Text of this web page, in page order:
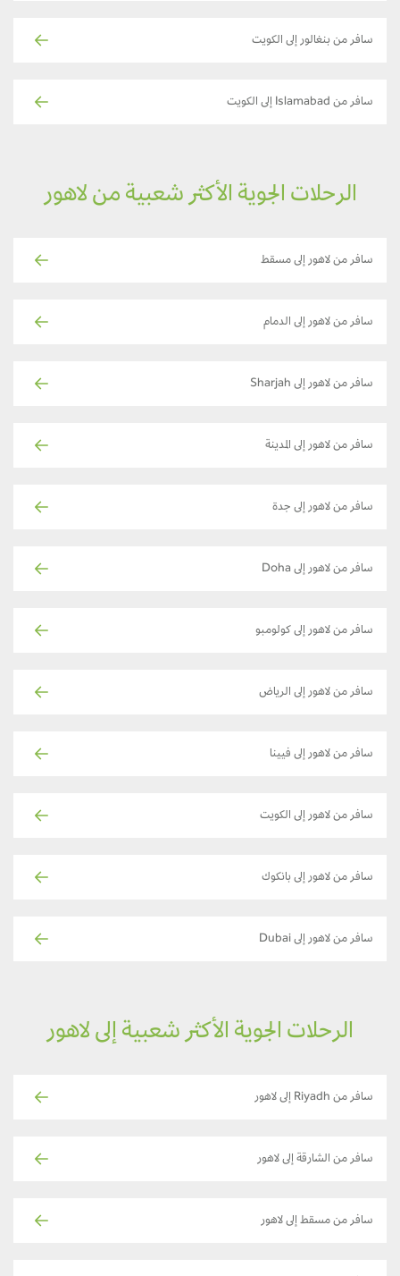
سافر من بنغالور إلى الكويت
سافر من Islamabad إلى الكويت
الرحلات الجوية الأكثر شعبية من لاهور
سافر من لاهور إلى مسقط
سافر من لاهور إلى الدمام
سافر من لاهور إلى Sharjah
سافر من لاهور إلى المدينة
سافر من لاهور إلى جدة
سافر من لاهور إلى Doha
سافر من لاهور إلى كولومبو
سافر من لاهور إلى الرياض
سافر من لاهور إلى فيينا
سافر من لاهور إلى الكويت
سافر من لاهور إلى بانكوك
سافر من لاهور إلى Dubai
الرحلات الجوية الأكثر شعبية إلى لاهور
سافر من Riyadh إلى لاهور
سافر من الشارقة إلى لاهور
سافر من مسقط إلى لاهور